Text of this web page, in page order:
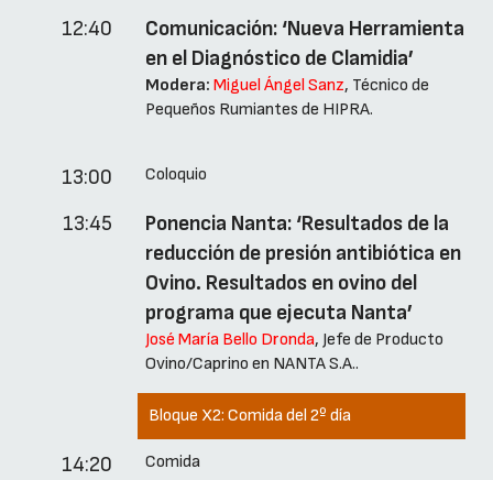
12:40
Comunicación: ‘Nueva Herramienta
en el Diagnóstico de Clamidia’
Modera: Miguel Ángel Sanz, Técnico de
Pequeños Rumiantes de HIPRA.
13:00 Coloquio
13:45
Ponencia Nanta: ‘Resultados de la
reducción de presión antibiótica en
Ovino. Resultados en ovino del
programa que ejecuta Nanta’
José María Bello Dronda, Jefe de Producto
Ovino/Caprino en NANTA S.A..
Bloque X2: Comida del 2º día
14:20 Comida